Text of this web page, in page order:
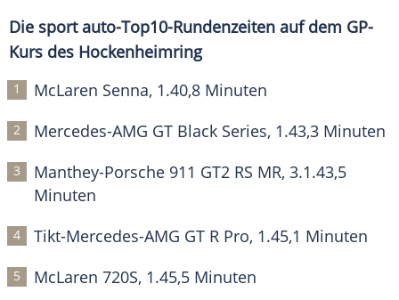
Die sport auto-Top10-Rundenzeiten auf dem GP-
Kurs des Hockenheimring
McLaren Senna, 1.40,8 Minuten
Mercedes-AMG GT Black Series, 1.43,3 Minuten
Manthey-Porsche 911 GT2 RS MR, 3.1.43,5
Minuten
Tikt-Mercedes-AMG GT R Pro, 1.45,1 Minuten
McLaren 720S, 1.45,5 Minuten